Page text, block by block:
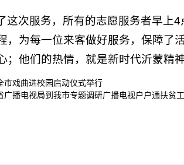
这次服务，所有的志愿服务者早上
，为每一位来客做好服务，保障了
；他们的热情，就是新时代沂蒙精
市戏曲进校园启动仪式举行
广播电视局到我市专题调研广播电视户户通扶贫